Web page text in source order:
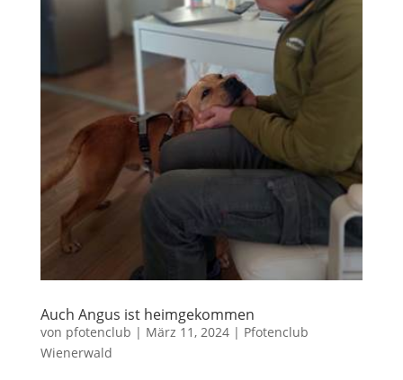
Auch Angus ist heimgekommen
von pfotenclub | März 11, 2024| Pfotenclub
Wienerwald